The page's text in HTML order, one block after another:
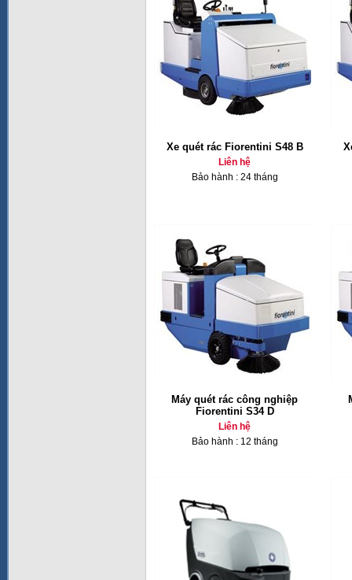
Xe quét rác Fiorentini S48 B
Liên hệ
Bảo hành : 24 tháng
Máy quét rác công nghiệp
Fiorentini S34 D
Liên hệ
Bảo hành : 12 tháng